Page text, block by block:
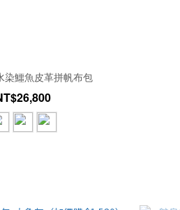
染鱷魚皮革拼帆布包